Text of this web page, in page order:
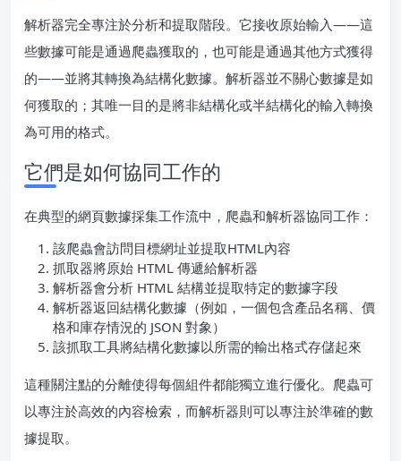
解析器完全專注於分析和提取階段。它接收原始輸入——這
些數據可能是通過爬蟲獲取的，也可能是通過其他方式獲得
的——並將其轉換為結構化數據。解析器並不關心數據是如
何獲取的；其唯一目的是將非結構化或半結構化的輸入轉換
為可用的格式。
它們是如何協同工作的
在典型的網頁數據採集工作流中，爬蟲和解析器協同工作：
該爬蟲會訪問目標網址並提取HTML內容
抓取器將原始 HTML 傳遞給解析器
解析器會分析 HTML 結構並提取特定的數據字段
解析器返回結構化數據（例如，一個包含產品名稱、價
格和庫存情況的 JSON 對象）
該抓取工具將結構化數據以所需的輸出格式存儲起來
這種關注點的分離使得每個組件都能獨立進行優化。爬蟲可
以專注於高效的內容檢索，而解析器則可以專注於準確的數
據提取。